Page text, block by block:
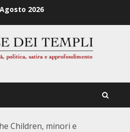
2026
Children, minori e